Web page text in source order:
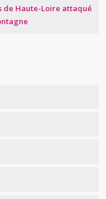
de Haute-Loire attaqué